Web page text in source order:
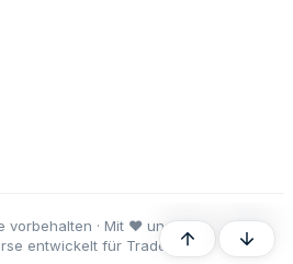
vorbehalten · Mit ♥ und
entwickelt für Trader undOben Unten